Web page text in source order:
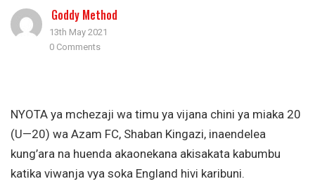
Goddy Method
13th May 2021
0 Comments
NYOTA ya mchezaji wa timu ya vijana chini ya miaka 20
(U—20) wa Azam FC, Shaban Kingazi, inaendelea
kung’ara na huenda akaonekana akisakata kabumbu
katika viwanja vya soka England hivi karibuni.